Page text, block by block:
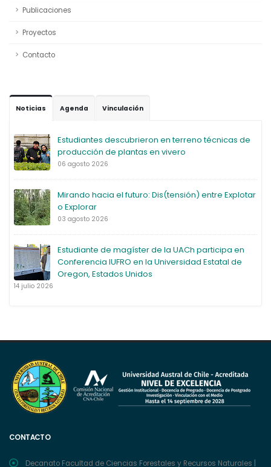
Publicaciones
Proyectos
Contacto
Noticias Agenda Vinculación
Estudiantes descubrieron en terreno técnicas de
producción de plantas en vivero
06 agosto 2026
Mirando hacia el futuro: Dis(tensión) entre Explotar
o Explorar
03 agosto 2026
Estudiante de magíster de la UACh participa en
Conferencia IUFRO en la Universidad Estatal de
Oregon, Estados Unidos
14 julio 2026
CONTACTO
Decanato Facultad de Ciencias Forestales y Recursos Naturales |